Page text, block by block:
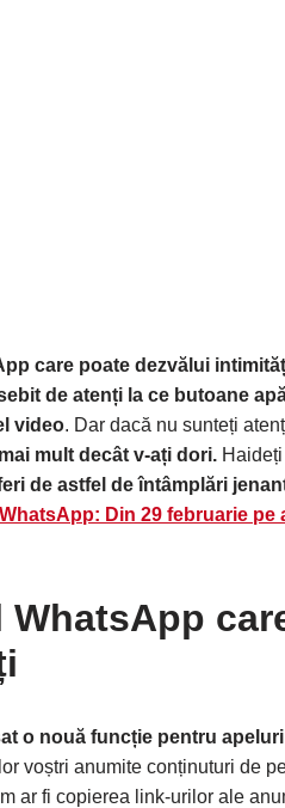
care poate dezvălui
de atenți la ce butoane
video. Dar dacă nu sunteți
mult decât v-ați dori.
de astfel de întâmplări
Din 29 februarie
o nouă funcție pentru
voștri anumite conținuturi de
ar fi copierea link-urilor ale